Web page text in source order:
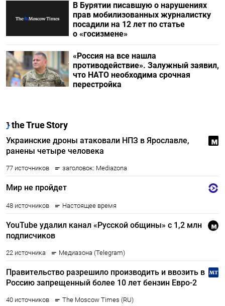
В Бурятии писавшую о нарушениях
прав мобилизованных журналистку
посадили на 12 лет по статье
о «госизмене»
«Россия на все нашла
противодействие». Залужный заявил,
что НАТО необходима срочная
перестройка